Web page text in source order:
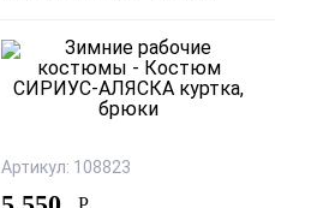
Артикул: 108823
Р